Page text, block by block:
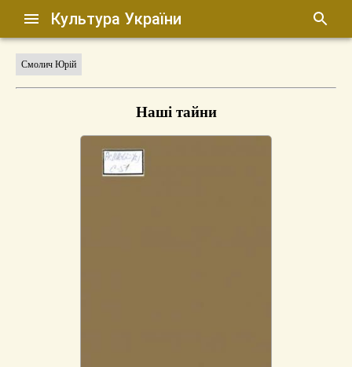
Культура України
Смолич Юрій
Наші тайни